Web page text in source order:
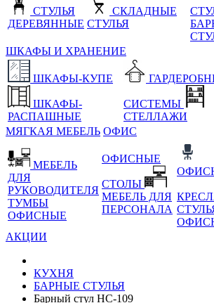
СТУЛЬЯ
ДЕРЕВЯННЫЕ
СКЛАДНЫЕ
СТУЛЬЯ
ШКАФЫ И ХРАНЕНИЕ
ШКАФЫ-КУПЕ
ШКАФЫ-
РАСПАШНЫЕ
СИСТЕМЫ
СТЕЛЛАЖИ
МЯГКАЯ МЕБЕЛЬ ОФИС
МЕБЕЛЬ
ДЛЯ
РУКОВОДИТЕЛЯ
ТУМБЫ
ОФИСНЫЕ
ОФИСНЫЕ
СТОЛЫ
МЕБЕЛЬ ДЛЯ
ПЕРСОНАЛА
АКЦИИ
КУХНЯ
БАРНЫЕ СТУЛЬЯ
Барный стул HC-109